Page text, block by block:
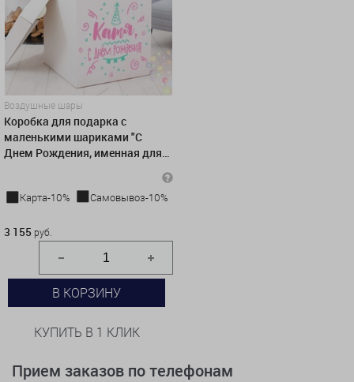
Воздушные шары
Коробка для подарка с
маленькими шариками "С
Днем Рождения, именная для
Карта-10%
Самовывоз-10%
3 155 руб.
В КОРЗИНУ
КУПИТЬ В 1 КЛИК
Прием заказов по телефонам